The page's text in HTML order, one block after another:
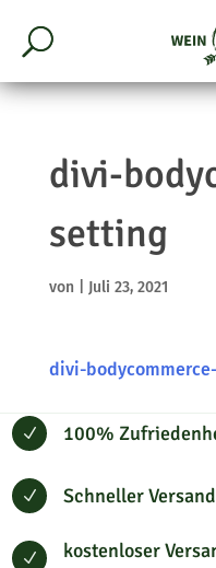
divi-
setting
von Juli 23, 2021
divi-
N 100%
N Schneller Versand
N kostenloser